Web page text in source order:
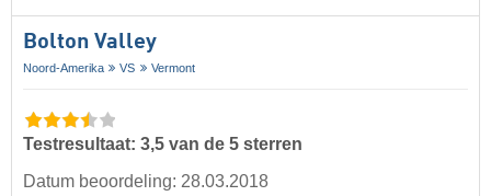
Bolton Valley
Noord-Amerika VS Vermont
Testresultaat: 3,5 van de 5 sterren
Datum beoordeling: 28.03.2018